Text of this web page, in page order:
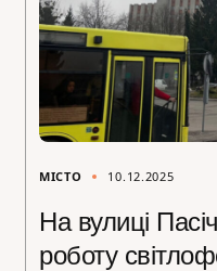
МІСТО 10.12.2025
На вулиці
роботу